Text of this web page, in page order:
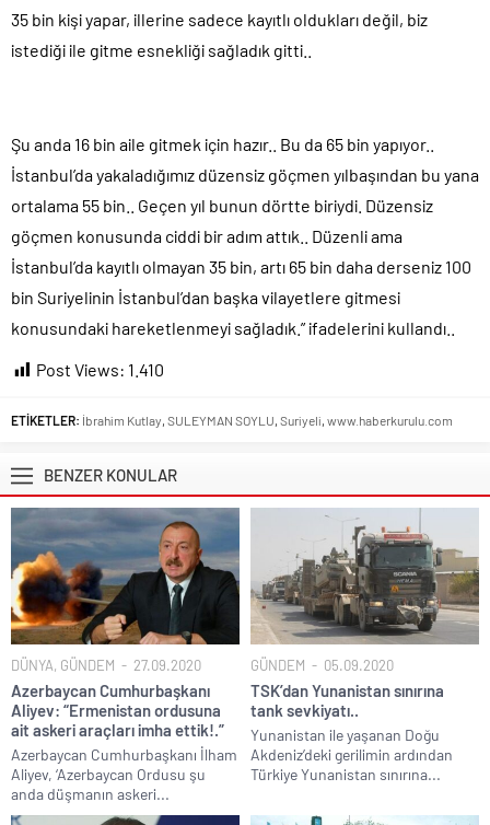
35 bin kişi yapar, illerine sadece kayıtlı oldukları değil, biz
istediği ile gitme esnekliği sağladık gitti..
Şu anda 16 bin aile gitmek için hazır.. Bu da 65 bin yapıyor..
İstanbul’da yakaladığımız düzensiz göçmen yılbaşından bu yana
ortalama 55 bin.. Geçen yıl bunun dörtte biriydi. Düzensiz
göçmen konusunda ciddi bir adım attık.. Düzenli ama
İstanbul’da kayıtlı olmayan 35 bin, artı 65 bin daha derseniz 100
bin Suriyelinin İstanbul’dan başka vilayetlere gitmesi
konusundaki hareketlenmeyi sağladık.” ifadelerini kullandı..
Post Views: 1.410
ETİKETLER: İbrahim Kutlay SULEYMAN SOYLU Suriyeli www.haberkurulu.com
BENZER KONULAR
DÜNYA, GÜNDEM 27.09.2020
Azerbaycan Cumhurbaşkanı
Aliyev: “Ermenistan ordusuna
ait askeri araçları imha ettik!.”
Azerbaycan Cumhurbaşkanı İlham
Aliyev, ‘Azerbaycan Ordusu şu
anda düşmanın askeri...
GÜNDEM 05.09.2020
TSK’dan Yunanistan sınırına
tank sevkiyatı..
Yunanistan ile yaşanan Doğu
Akdeniz’deki gerilimin ardından
Türkiye Yunanistan sınırına...